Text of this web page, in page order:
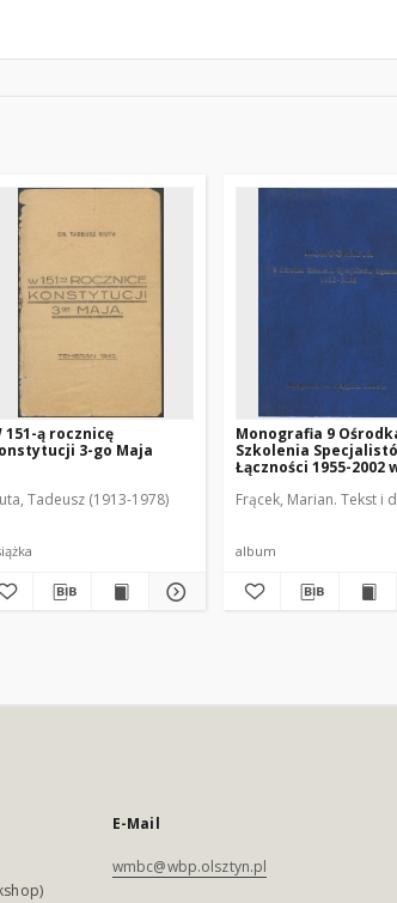
151-ą rocznicę
3-go Maja
Tadeusz (1913-1978)
Monografia 9
Szkolenia
Łączności 1955-2002
Frącek, Marian. Tekst i
album
E-Mail
wmbc@wbp.olsztyn.pl